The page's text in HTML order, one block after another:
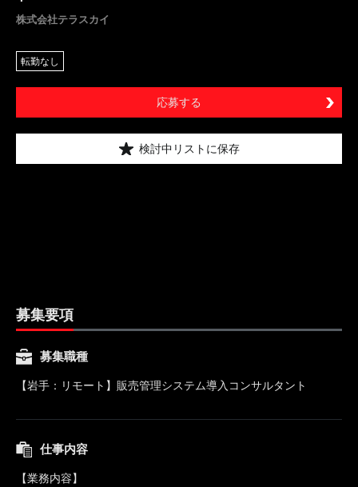
株式会社テラスカイ
転勤なし
応募する
検討中リストに保存
募集要項
募集職種
【岩手：リモート】販売管理システム導入コンサルタント
仕事内容
【業務内容】